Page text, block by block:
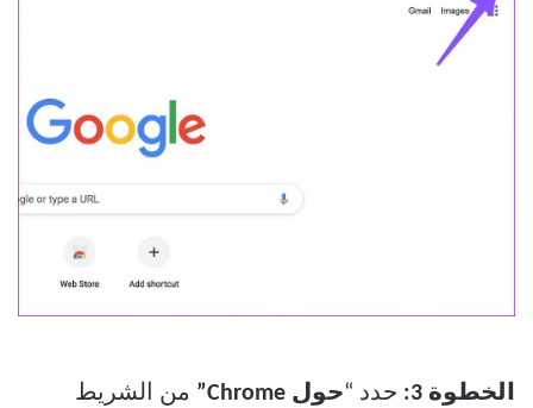
الخطوة 3: حدد “حول Chrome” من الشريط